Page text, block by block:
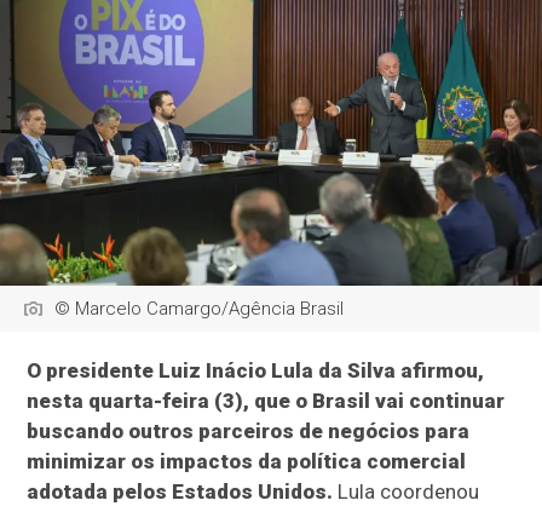
© Marcelo Camargo/Agência Brasil
O presidente Luiz Inácio Lula da Silva afirmou,
nesta quarta-feira (3), que o Brasil vai continuar
buscando outros parceiros de negócios para
minimizar os impactos da política comercial
adotada pelos Estados Unidos. Lula coordenou